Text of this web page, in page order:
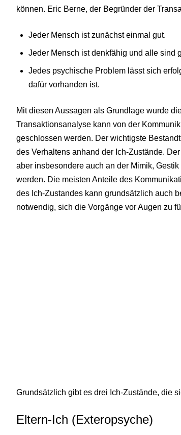
können. Eric Berne, der Begründer der
Jeder Mensch ist zunächst einmal gut.
Jeder Mensch ist denkfähig und alle sind
Jedes psychische Problem lässt sich
dafür vorhanden ist.
Mit diesen Aussagen als Grundlage wurde
Transaktionsanalyse kann von der
geschlossen werden. Der wichtigste
des Verhaltens anhand der Ich-Zustände.
aber insbesondere auch an der Mimik,
werden. Die meisten Anteile des
des Ich-Zustandes kann grundsätzlich auch
notwendig, sich die Vorgänge vor Augen zu
Grundsätzlich gibt es drei Ich-Zustände, die
Eltern-Ich (Exteropsyche)